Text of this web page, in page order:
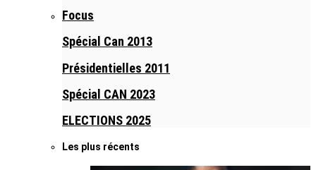
Focus
Spécial Can 2013
Présidentielles 2011
Spécial CAN 2023
ELECTIONS 2025
Les plus récents